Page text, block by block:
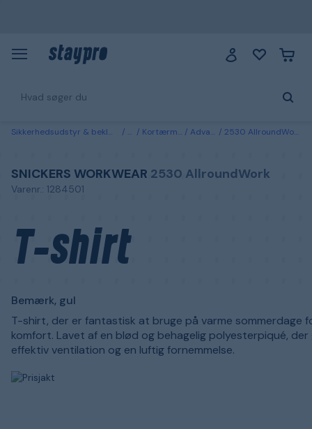
Sikkerhedsudstyr & beklædning Tøj Kortærmede trøjer Advarsel-T-shirts 2530 AllroundWork Snickers Workwear T-shirt Bemærk, gul Hi-Vis, gul
SNICKERS WORKWEAR 2530 AllroundWork
Varenr.: 1284501
T-shirt
Bemærk, gul
T-shirt, der er fantastisk at bruge på varme sommerdage
komfort. Lavet af en blød og behagelig polyesterpiqué, der
effektiv ventilation og en luftig fornemmelse.